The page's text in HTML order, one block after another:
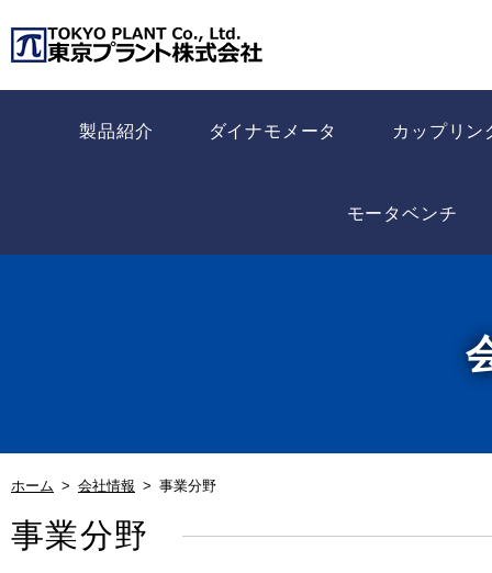
製品紹介 ダイナモメータ カップリン
モータベンチ
ホーム 会社情報 事業分野
事業分野